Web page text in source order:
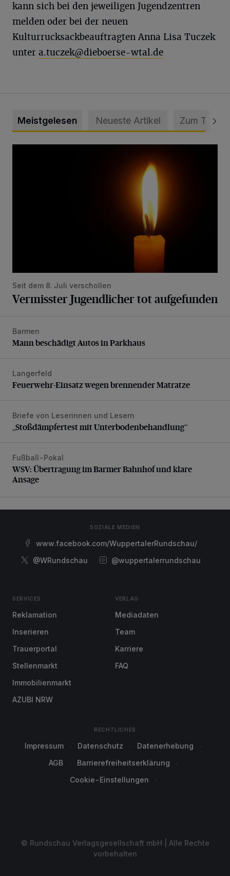
kann sich bei den jeweiligen Jugendzentren
melden oder bei der neuen
Kulturrucksackbeauftragten Anna Lisa Tuczek
unter a.tuczek@dieboerse-wtal.de
Meistgelesen Neueste Artikel Zum Thema
Seit dem 8. Juli verschollen
Vermisster Jugendlicher tot aufgefunden
Mann beschädigt Autos in Parkhaus
Barmen
Mann beschädigt Autos in Parkhaus
Feuerwehr-Einsatz wegen brennender Matratze
Langerfeld
Feuerwehr-Einsatz wegen brennender Matratze
„Stoßdämpfertest mit Unterbodenbehandlung“
Briefe von Leserinnen und Lesern
„Stoßdämpfertest mit Unterbodenbehandlung“
WSV: Übertragung im Barmer Bahnhof und klare Ansage
Fußball-Pokal
WSV: Übertragung im Barmer Bahnhof und klare
Ansage
SOZIALE MEDIEN
www.facebook.com/WuppertalerRundschau/
@WRundschau
@wuppertalerrundschau
SERVICES
Reklamation
Inserieren
Trauerportal
Stellenmarkt
Immobilienmarkt
AZUBI NRW
VERLAG
Mediadaten
Team
Karriere
FAQ
RECHTLICHES
Impressum Datenschutz
Datenerhebung
AGB
Barrierefreiheitserklärung
Cookie-Einstellungen
© Rundschau Verlagsgesellschaft mbH | Alle Rechte
vorbehalten